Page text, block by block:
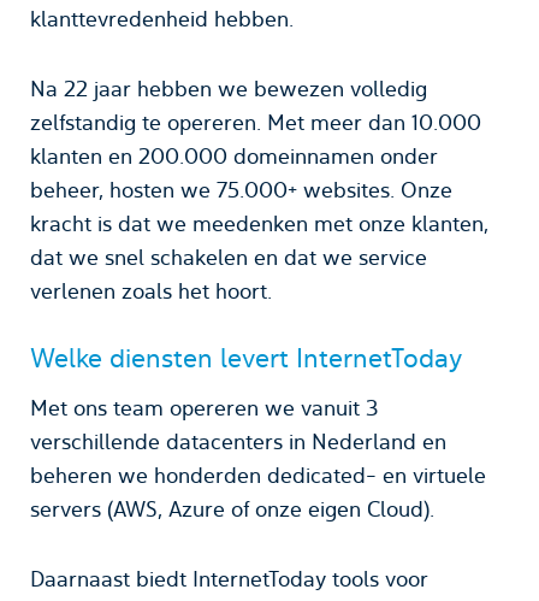
klanttevredenheid hebben.
Na 22 jaar hebben we bewezen volledig
zelfstandig te opereren. Met meer dan 10.000
klanten en 200.000 domeinnamen onder
beheer, hosten we 75.000+ websites. Onze
kracht is dat we meedenken met onze klanten,
dat we snel schakelen en dat we service
verlenen zoals het hoort.
Welke diensten levert InternetToday
Met ons team opereren we vanuit 3
verschillende datacenters in Nederland en
beheren we honderden dedicated- en virtuele
servers (AWS, Azure of onze eigen Cloud).
Daarnaast biedt InternetToday tools voor